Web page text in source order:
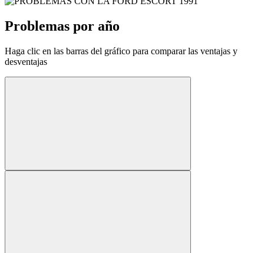
Problemas por año
Haga clic en las barras del gráfico para comparar las ventajas y
desventajas